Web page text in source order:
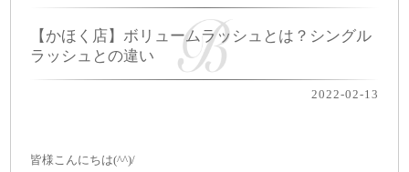
【かほく店】ボリュームラッシュとは？シングル
ラッシュとの違い
2022-02-13
皆様こんにちは(^^)/